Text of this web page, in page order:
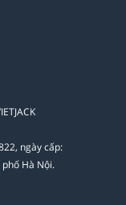
ngày cấp:
Hà Nội.